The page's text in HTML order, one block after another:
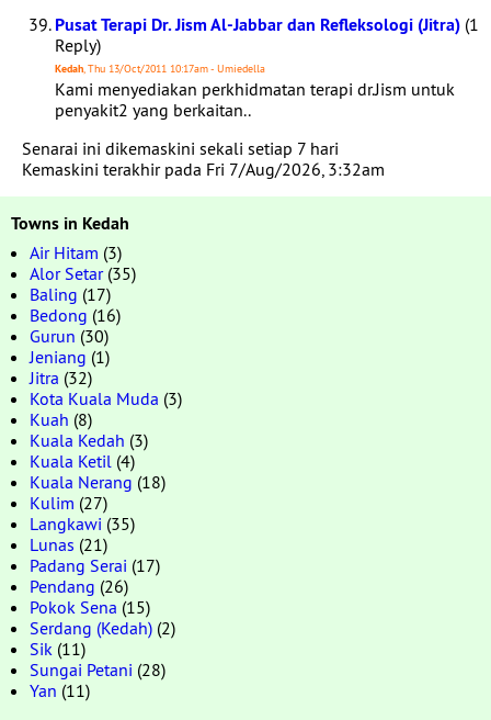
Pusat Terapi Dr. Jism Al-Jabbar dan Refleksologi (Jitra) (1
Reply)
Kedah, Thu 13/Oct/2011 10:17am - Umiedella
Kami menyediakan perkhidmatan terapi dr.Jism untuk
penyakit2 yang berkaitan..
Senarai ini dikemaskini sekali setiap 7 hari
Kemaskini terakhir pada Fri 7/Aug/2026, 3:32am
Towns in Kedah
Air Hitam (3)
Alor Setar(35)
Baling (17)
Bedong (16)
Gurun (30)
Jeniang (1)
Jitra (32)
Kota Kuala Muda (3)
Kuah (8)
Kuala Kedah (3)
Kuala Ketil (4)
Kuala Nerang (18)
Kulim (27)
Langkawi (35)
Lunas (21)
Padang Serai (17)
Pendang (26)
Pokok Sena (15)
Serdang (Kedah) (2)
Sik (11)
Sungai Petani (28)
Yan (11)